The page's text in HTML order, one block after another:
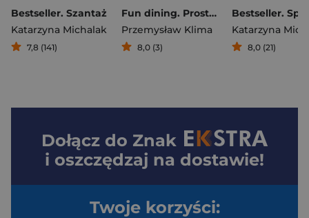
Bestseller. Szantaż
Katarzyna Michalak
7,8 (141)
Fun dining. Prosto i genialnie
Przemysław Klima
8,0 (3)
Bestseller.
Katarzyna
8,0 (21)
Dołącz do Znak
i oszczędzaj na dostawie!
Twoje korzyści: